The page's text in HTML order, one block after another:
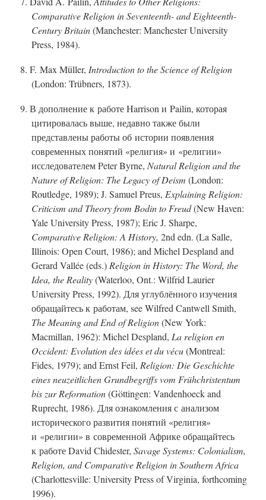
Comparative Religion in Seventeenth-and Eighteenth-
Century Britain(Manchester: Manchester University
Press, 1984).
8. F. Max Müller, Introduction to the Science of Religion
(London: Trübners, 1873).
9. В дополнение к работе Harrison и Pailin, которая
цитировалась выше, недавно также были
представлены работы об истории появления
современных понятий «религия» и «религии»
исследователем Peter Byrne, Natural Religion and the
Nature of Religion: The Legacy of Deism (London:
Routledge, 1989); J. Samuel Preus, Explaining Religion:
Criticism and Theory from Bodin to Freud(New Haven:
Yale University Press, 1987); Eric J. Sharpe,
Comparative Religion: A History, 2nd edn. (La Salle,
Illinois: Open Court, 1986); and Michel Despland and
Gerard Vallée (eds.) Religion in History: The Word, the
Idea, the Reality(Waterloo, Ont.: Wilfrid Laurier
University Press, 1992). Для углублённого изучения
обращайтесь к работам, see Wilfred Cantwell Smith,
The Meaning and End of Religion(New York:
Macmillan, 1962): Michel Despland, La religion en
Occident: Evolution des idées et du vécu(Montreal:
Fides, 1979); and Ernst Feil, Religion: Die Geschichte
eines neuzeitlichen Grundbegriffs vom Frühchristentum
bis zur Reformation(Göttingen: Vandenhoeck and
Ruprecht, 1986). Для ознакомления с анализом
исторического развития понятий «религия»
и «религии» в современной Африке обращайтесь
к работе David Chidester, Savage Systems: Colonialism,
Religion, and Comparative Religion in Southern Africa
(Charlottesville: University Press of Virginia, forthcoming
1996).